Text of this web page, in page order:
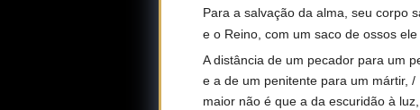
Para a salvação da alma, seu corpo
e o Reino, com um saco de ossos ele
A distância de um pecador para um
e a de um penitente para um mártir, /
maior não é que a da escuridão à